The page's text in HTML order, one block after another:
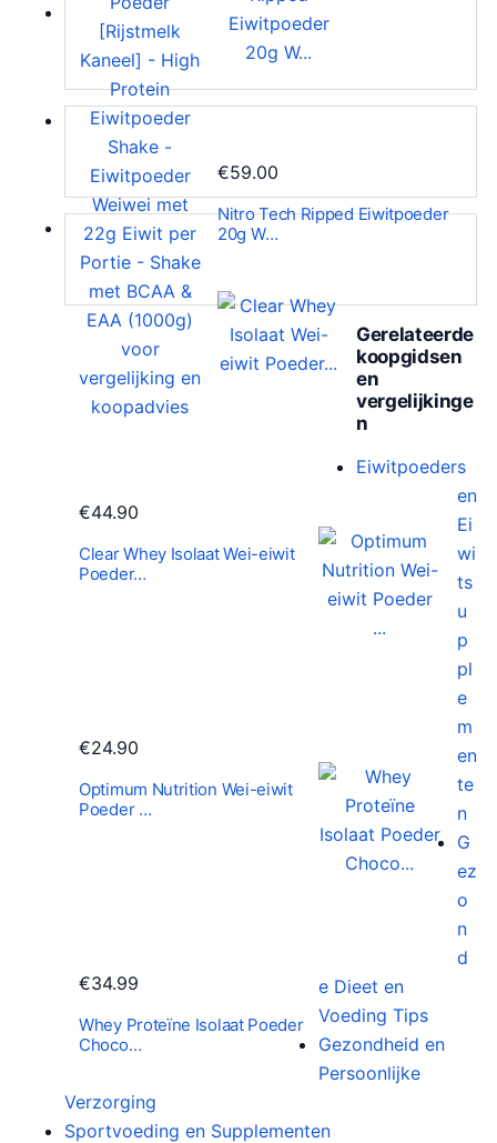
€59.00
Nitro Tech Ripped Eiwitpoeder
20g W…
€44.90
Clear Whey Isolaat Wei-eiwit
Poeder…
€24.90
Optimum Nutrition Wei-eiwit
Poeder …
€34.99
Whey Proteïne Isolaat Poeder
Choco…
Gerelateerde
koopgidsen
en
vergelijkinge
n
Eiwitpoeders
en
Ei
wi
ts
u
p
pl
e
m
en
te
n
G
ez
o
n
d
e Dieet en
Voeding Tips
Gezondheid en
Persoonlijke
Verzorging
Sportvoeding en Supplementen